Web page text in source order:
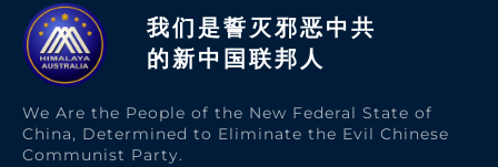
我们是誓灭邪恶中共
的新中国联邦人​
We Are the People of the New Federal State of
China, Determined to Eliminate the Evil Chinese
Communist Party.